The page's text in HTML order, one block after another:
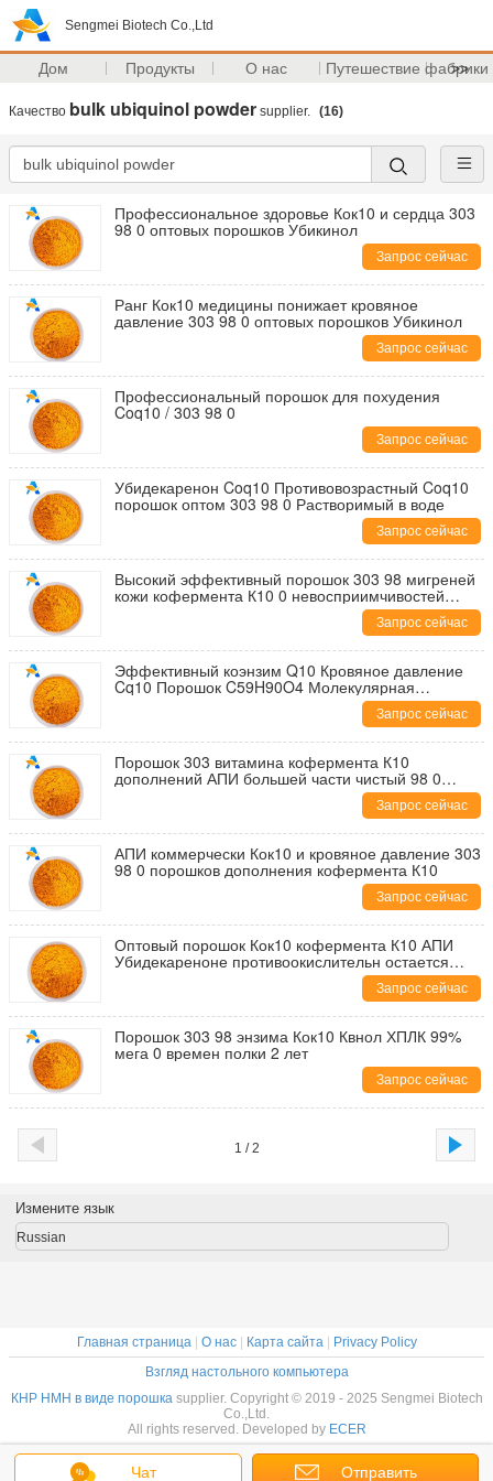
Sengmei Biotech Co.,Ltd
Дом Продукты О нас Путешествие фабрики
>>
Качество bulk ubiquinol powder supplier. (16)
Профессиональное здоровье Кок10 и сердца 303
98 0 оптовых порошков Убикинол
Запрос сейчас
Ранг Кок10 медицины понижает кровяное
давление 303 98 0 оптовых порошков Убикинол
Запрос сейчас
Профессиональный порошок для похудения
Coq10 / 303 98 0
Запрос сейчас
Убидекаренон Coq10 Противовозрастный Coq10
порошок оптом 303 98 0 Растворимый в воде
Запрос сейчас
Высокий эффективный порошок 303 98 мигреней
кожи кофермента К10 0 невосприимчивостей
Запрос сейчас
Эффективный коэнзим Q10 Кровяное давление
Cq10 Порошок C59H90O4 Молекулярная
Запрос сейчас
Порошок 303 витамина кофермента К10
дополнений АПИ большей части чистый 98 0
улучшает сердечно-сосудистые заболевания
Запрос сейчас
АПИ коммерчески Кок10 и кровяное давление 303
98 0 порошков дополнения кофермента К10
Запрос сейчас
Оптовый порошок Кок10 кофермента К10 АПИ
Убидекареноне противоокислительн остается
Запрос сейчас
Порошок 303 98 энзима Кок10 Квнол ХПЛК 99%
мега 0 времен полки 2 лет
Запрос сейчас
1 / 2
Чат Отправить
Измените язык
Russian
Главная страница| О нас| Карта сайта|
Privacy Policy
Взгляд настольного компьютера
КНР НМН в виде порошкаsupplier. Copyright © 2019 - 2025 Sengmei Biotech
Co.,Ltd.
All rights reserved. Developed by ECER